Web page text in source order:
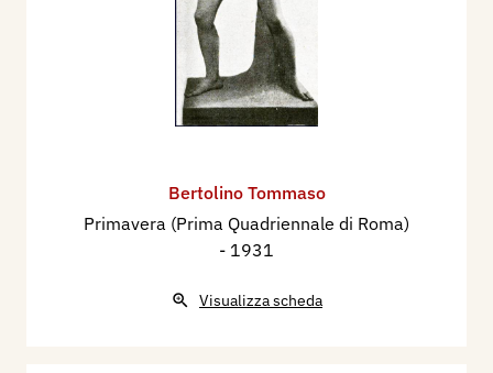
Bertolino Tommaso
Primavera (Prima Quadriennale di Roma)
- 1931
Visualizza scheda